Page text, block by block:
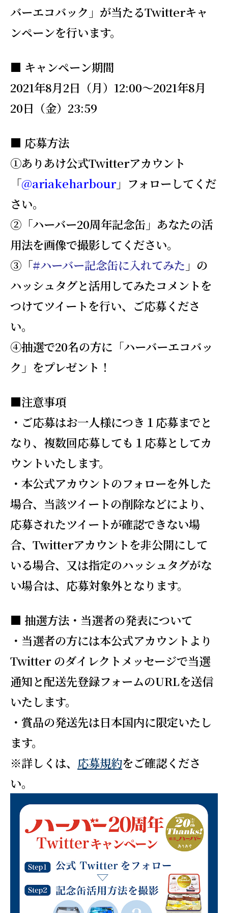
バーエコバック」が当たるTwitterキャ
ンペーンを行います。
■ キャンペーン期間
2021年8月2日（月）12:00～2021年8月
20日（金）23:59
■ 応募方法
①ありあけ公式Twitterアカウント
「@ariakeharbour」フォローしてくだ
さい。
②「ハーバー20周年記念缶」あなたの活
用法を画像で撮影してください。
③「#ハーバー記念缶に入れてみた 」の
ハッシュタグと活用してみたコメントを
つけてツイートを行い、ご応募くださ
い。
④抽選で20名の方に「ハーバーエコバッ
ク」をプレゼント！
■注意事項
・ご応募はお一人様につき１応募までと
なり、複数回応募しても１応募としてカ
ウントいたします。
・本公式アカウントのフォローを外した
場合、当該ツイートの削除などにより、
応募されたツイートが確認できない場
合、Twitterアカウントを非公開にして
いる場合、又は指定のハッシュタグがな
い場合は、応募対象外となります。
■ 抽選方法・当選者の発表について
・当選者の方には本公式アカウントより
Twitter のダイレクトメッセージで当選
通知と配送先登録フォームのURLを送信
いたします。
・賞品の発送先は日本国内に限定いたし
ます。
※詳しくは、 応募規約をご確認くださ
い。